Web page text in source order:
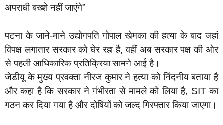
अपराधी बख्शे नहीं जाएंगे”
पटना के जाने-माने उद्योगपति गोपाल खेमका की हत्या के बाद जहां
विपक्ष लगातार सरकार को घेर रहा है, वहीं अब सरकार पक्ष की ओर
से पहली आधिकारिक प्रतिक्रिया सामने आई है।
जेडीयू के मुख्य प्रवक्ता नीरज कुमार ने हत्या को निंदनीय बताया है
और कहा है कि सरकार ने गंभीरता से मामले को लिया है, SIT का
गठन कर दिया गया है और दोषियों को जल्द गिरफ्तार किया जाएगा।